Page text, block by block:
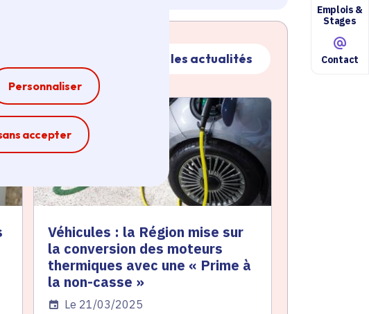
Personnaliser
accepter
modale
Emplois &
Stages
Contact
Toutes les actualités
thématique active
Actualité
Véhicules : la Région mise sur
la conversion des moteurs
thermiques avec une « Prime à
la non-casse »
Date de l'arrêté
Le 21/03/2025